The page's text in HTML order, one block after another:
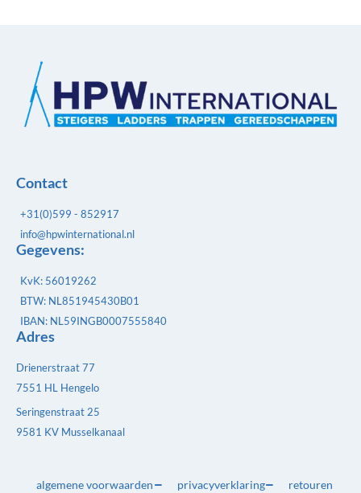
Contact
+31(0)599 - 852917
info@hpwinternational.nl
Gegevens:
KvK: 56019262
BTW: NL851945430B01
IBAN: NL59INGB0007555840
Adres
Drienerstraat 77
7551 HL Hengelo
Seringenstraat 25
9581 KV Musselkanaal
algemene voorwaarden privacyverklaring retouren